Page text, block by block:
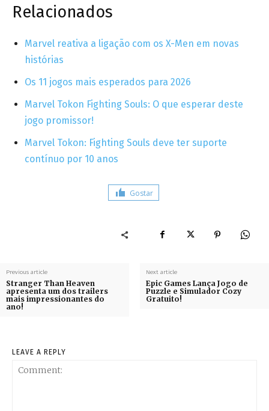
Relacionados
Marvel reativa a ligação com os X-Men em novas
histórias
Os 11 jogos mais esperados para 2026
Marvel Tokon Fighting Souls: O que esperar deste
jogo promissor!
Marvel Tokon: Fighting Souls deve ter suporte
contínuo por 10 anos
Gostar
Previous article
Stranger Than Heaven
apresenta um dos trailers
mais impressionantes do
ano!
Next article
Epic Games Lança Jogo de
Puzzle e Simulador Cozy
Gratuito!
LEAVE A REPLY